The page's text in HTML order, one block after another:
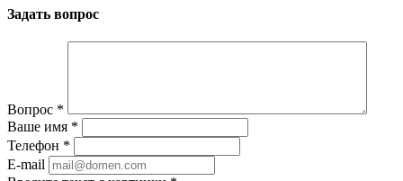
Задать вопрос
Вопрос *
Ваше имя *
Телефон *
E-mail